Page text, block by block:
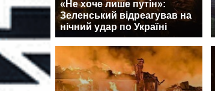
«Не хоче лише путін»:
Зеленський відреагував на
нічний удар по Україні